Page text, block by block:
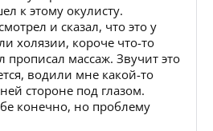
к этому окулисту.
и сказал, что это у
холязии, короче что-то
прописал массаж. Звучит это
водили мне какой-то
стороне под глазом.
конечно, но проблему